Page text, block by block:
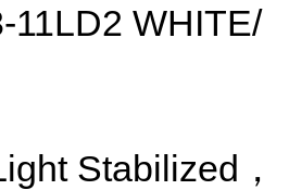
11LD2 WHITE/
Stabilized，